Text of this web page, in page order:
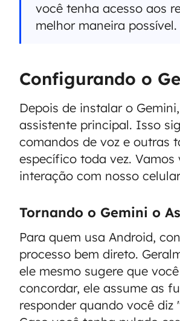
você tenha acesso aos
melhor maneira possível.
Configurando o
Depois de instalar o
assistente principal. Isso
comandos de voz e outras
específico toda vez.
interação com nosso
Tornando o Gemini o
Para quem usa Android,
processo bem direto.
ele mesmo sugere que
concordar, ele assume as
responder quando você